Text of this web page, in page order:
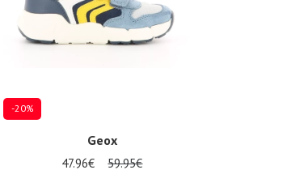
-20%
Geox
47.96€ 59.95€